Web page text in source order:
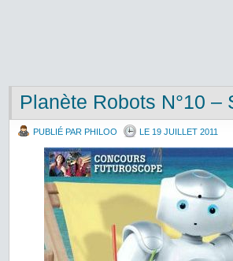
Planète Robots N°10 –
PUBLIÉ PAR PHILOO LE 19 JUILLET 2011